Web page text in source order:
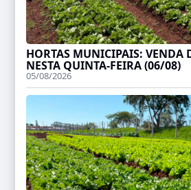
HORTAS MUNICIPAIS: VENDA
NESTA QUINTA-FEIRA (06/08)
05/08/2026